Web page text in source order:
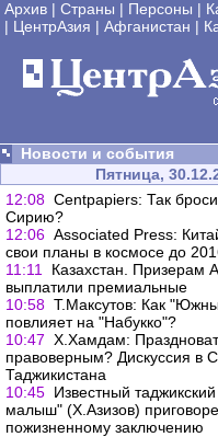
Архив | Страны | Персоны |
| ЦентрАзия | Афганистан |
Новости и события
Пятница,
12:08 Centpapiers: Так
Сирию?
12:06 Associated Press:
свои планы в космосе до
11:11
Казахстан. Призерам
выплатили премиальные
10:58 Т.Максутов: Как
повлияет на "Набукко"?
10:47 Х.Хамдам:
правоверным? Дискуссия в
Таджикистана
10:45 Известный
малыш" (Х.Азизов)
пожизненному заключению